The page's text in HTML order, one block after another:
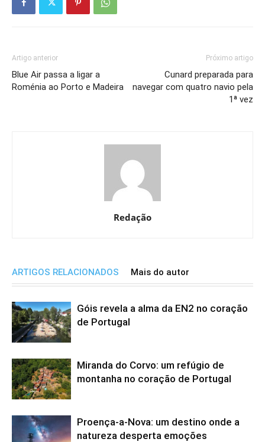
Artigo anterior
Blue Air passa a ligar a
Roménia ao Porto e Madeira
Próximo artigo
Cunard preparada para
navegar com quatro navio pela
1ª vez
Redação
ARTIGOS RELACIONADOS Mais do autor
Góis revela a alma da EN2 no coração
de Portugal
Miranda do Corvo: um refúgio de
montanha no coração de Portugal
Proença-a-Nova: um destino onde a
natureza desperta emoções